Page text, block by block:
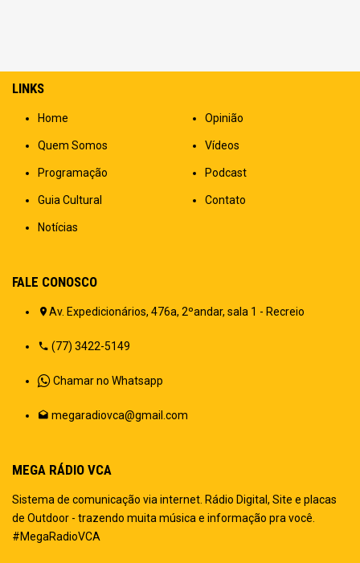
LINKS
Home
Quem Somos
Programação
Guia Cultural
Notícias
Opinião
Vídeos
Podcast
Contato
FALE CONOSCO
Av. Expedicionários, 476a, 2ºandar, sala 1 - Recreio
(77) 3422-5149
Chamar no Whatsapp
megaradiovca@gmail.com
MEGA RÁDIO VCA
Sistema de comunicação via internet. Rádio Digital, Site e placas
de Outdoor - trazendo muita música e informação pra você.
#MegaRadioVCA